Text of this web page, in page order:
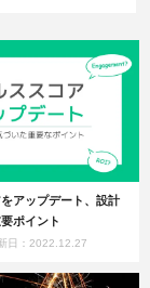
アップデート、設計
ポイント
日：2022.12.27